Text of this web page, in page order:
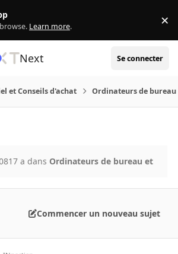
Learn more. ×
Next Se connecter
et Conseils d'achat Ordinateurs de bureau
17 a dans Ordinateurs de bureau et
Commencer un nouveau sujet